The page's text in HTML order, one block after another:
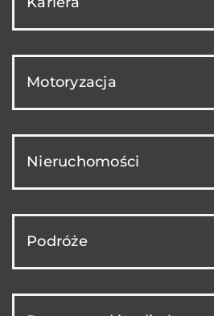
Motoryzacja
Nieruchomości
Podróże